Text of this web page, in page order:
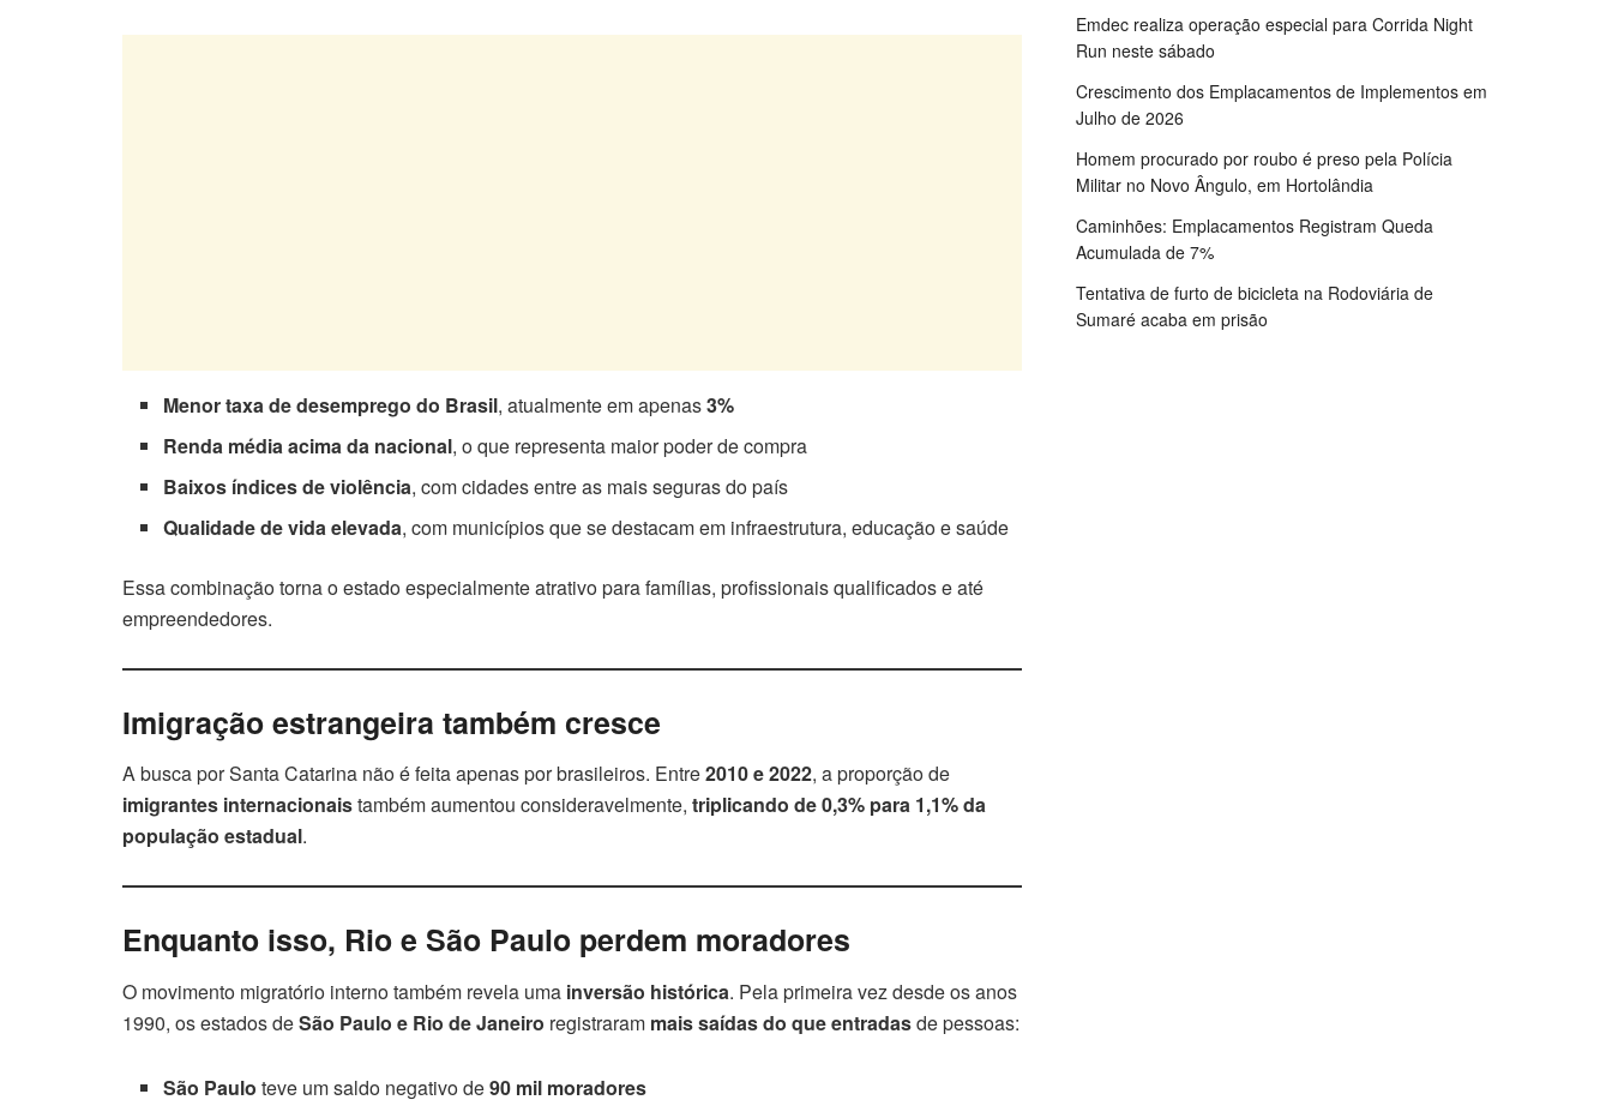
Menor taxa de desemprego do Brasil, atualmente em apenas3%
Renda média acima da nacional, o que representa maior poder de compra
Baixos índices de violência, com cidades entre as mais seguras do país
Qualidade de vida elevada, com municípios que se destacam em infraestrutura, educação e saúde
Essa combinação torna o estado especialmente atrativo para famílias, profissionais qualificados e até
empreendedores.
Imigração estrangeira também cresce
A busca por Santa Catarina não é feita apenas por brasileiros. Entre2010 e 2022, a proporção de
imigrantes internacionaistambém aumentou consideravelmente, triplicando de 0,3% para 1,1% da
população estadual.
Enquanto isso, Rio e São Paulo perdem moradores
O movimento migratório interno também revela uma inversão histórica. Pela primeira vez desde os anos
1990, os estados deSão Paulo e Rio de Janeiro registraram mais saídas do que entradasde pessoas:
São Paulo teve um saldo negativo de90 mil moradores
Emdec realiza operação especial para Corrida Night
Run neste sábado
Crescimento dos Emplacamentos de Implementos em
Julho de 2026
Homem procurado por roubo é preso pela Polícia
Militar no Novo Ângulo, em Hortolândia
Caminhões: Emplacamentos Registram Queda
Acumulada de 7%
Tentativa de furto de bicicleta na Rodoviária de
Sumaré acaba em prisão